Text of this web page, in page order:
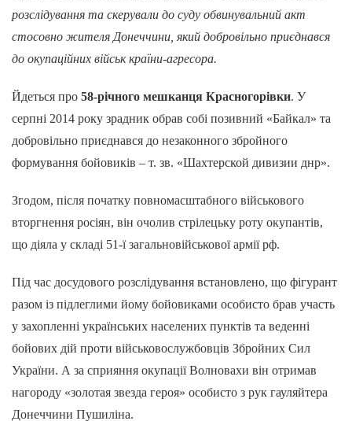
розслідування та скерували до суду обвинувальний акт
стосовно жителя Донеччини, який добровільно приєднався
до окупаційних військ країни-агресора.
Йдеться про 58-річного мешканця Красногорівки. У
серпні 2014 року зрадник обрав собі позивний «Байкал» та
добровільно приєднався до незаконного збройного
формування бойовиків – т. зв. «Шахтерской дивизии днр».
Згодом, після початку повномасштабного військового
вторгнення росіян, він очолив стрілецьку роту окупантів,
що діяла у складі 51-ї загальновійськової армії рф.
Під час досудового розслідування встановлено, що фігурант
разом із підлеглими йому бойовиками особисто брав участь
у захопленні українських населених пунктів та веденні
бойових дій проти військовослужбовців Збройних Сил
України. А за сприяння окупації Волновахи він отримав
нагороду «золотая звезда героя» особисто з рук гауляйтера
Донеччини Пушиліна.